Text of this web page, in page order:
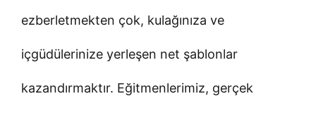
ezberletmekten çok, kulağınıza ve
içgüdülerinize yerleşen net şablonlar
kazandırmaktır. Eğitmenlerimiz, gerçek